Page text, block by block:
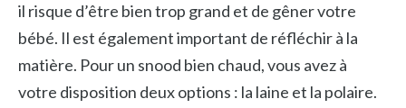
il risque d’être bien trop grand et de gêner votre
bébé. Il est également important de réfléchir à la
matière. Pour un snood bien chaud, vous avez à
votre disposition deux options : la laine et la polaire.